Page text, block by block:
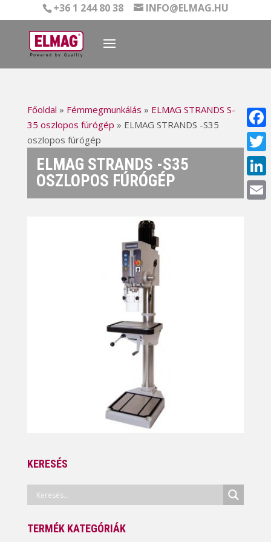
+36 1 244 80 38 INFO@ELMAG.HU
Főoldal » Fémmegmunkálás » ELMAG STRANDS S-
35 oszlopos fúrógép » ELMAG STRANDS -S35
oszlopos fúrógép
ELMAG STRANDS -S35
OSZLOPOS FÚRÓGÉP
KERESÉS
TERMÉK KATEGÓRIÁK